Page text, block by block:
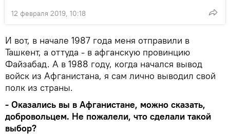
12 февраля 2019, 10:18
И вот, в начале 1987 года меня отправили в
Ташкент, а оттуда - в афганскую провинцию
Файзабад. А в 1988 году, когда начался вывод
войск из Афганистана, я сам лично выводил свой
полк из страны.
- Оказались вы в Афганистане, можно сказать,
добровольцем. Не пожалели, что сделали такой
выбор?